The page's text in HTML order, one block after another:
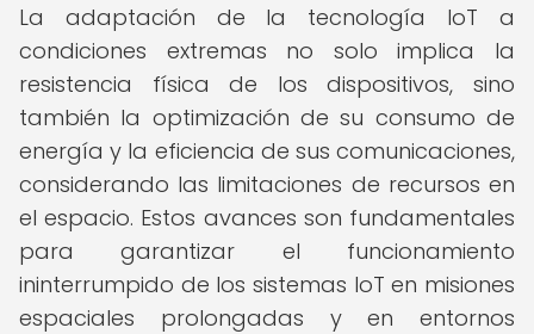
La adaptación de la tecnología IoT a
condiciones extremas no solo implica la
resistencia física de los dispositivos, sino
también la optimización de su consumo de
energía y la eficiencia de sus comunicaciones,
considerando las limitaciones de recursos en
el espacio. Estos avances son fundamentales
para garantizar el funcionamiento
ininterrumpido de los sistemas IoT en misiones
espaciales prolongadas y en entornos